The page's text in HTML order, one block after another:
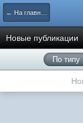
← На главную
Новые публикации
По типу